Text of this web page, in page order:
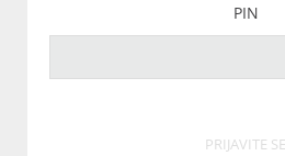
PIN
PRIJAVITE SE